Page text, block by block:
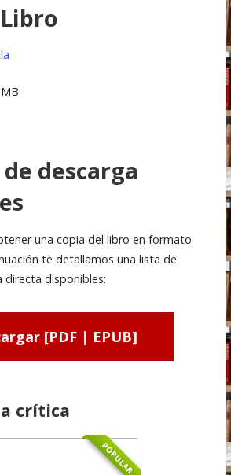
descarga
una copia del libro en formato
te detallamos una lista de
directa disponibles:
[PDF | EPUB]
crítica
POPULAR